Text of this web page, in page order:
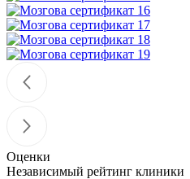
Оценки
Независимый рейтинг клиники